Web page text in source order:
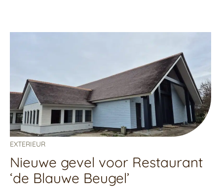
EXTERIEUR
Nieuwe gevel voor Restaurant
‘de Blauwe Beugel’